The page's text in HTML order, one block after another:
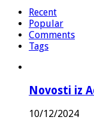
Recent
Popular
Comments
Tags
Novosti iz
10/12/2024